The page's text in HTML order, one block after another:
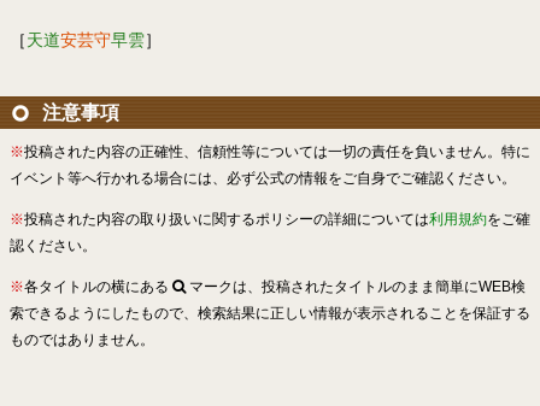
［天道安芸守早雲］
注意事項
※投稿された内容の正確性、信頼性等については一切の責任を負いません。特に
イベント等へ行かれる場合には、必ず公式の情報をご自身でご確認ください。
※投稿された内容の取り扱いに関するポリシーの詳細については利用規約をご確
認ください。
※各タイトルの横にある
マークは、投稿されたタイトルのまま簡単にWEB検
索できるようにしたもので、検索結果に正しい情報が表示されることを保証する
ものではありません。